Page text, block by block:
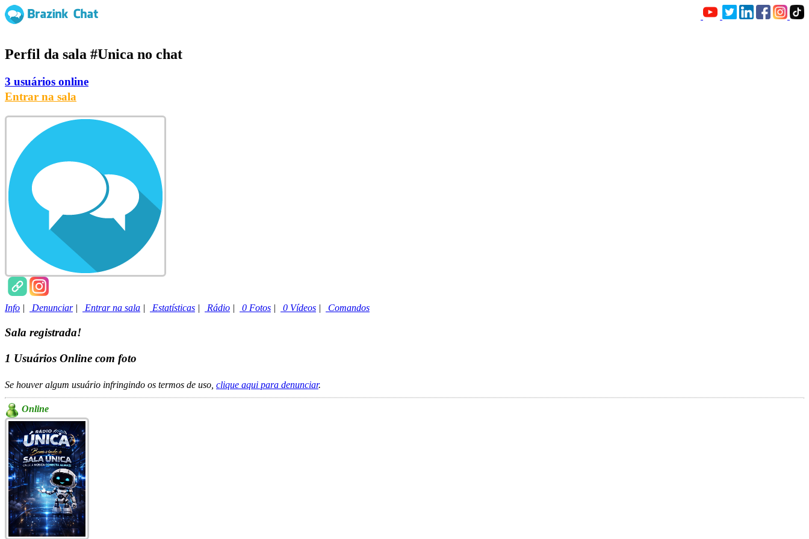
Perfil da sala #Unica no chat
3 usuários online
Entrar na sala
Info | Denunciar| Entrar na sala | Estatísticas | Rádio | 0 Fotos | 0 Vídeos | Comandos
Sala registrada!
1 Usuários Online com foto
Se houver algum usuário infringindo os termos de uso, clique aqui para denunciar.
Online